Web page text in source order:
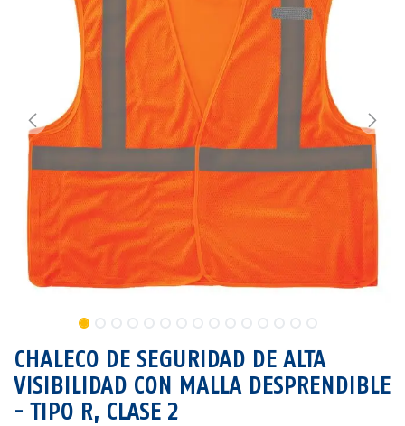
CHALECO DE SEGURIDAD DE ALTA
VISIBILIDAD CON MALLA DESPRENDIBLE
- TIPO R, CLASE 2